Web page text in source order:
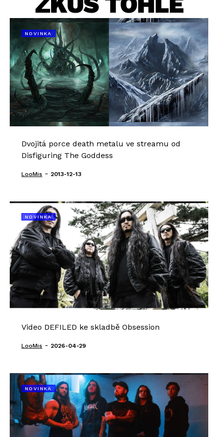
NOVINKA
Dvojitá porce death metalu ve streamu od
Disfiguring The Goddess
LooMis - 2013-12-13
NOVINKA
Video DEFILED ke skladbě Obsession
LooMis - 2026-04-29
NOVINKA